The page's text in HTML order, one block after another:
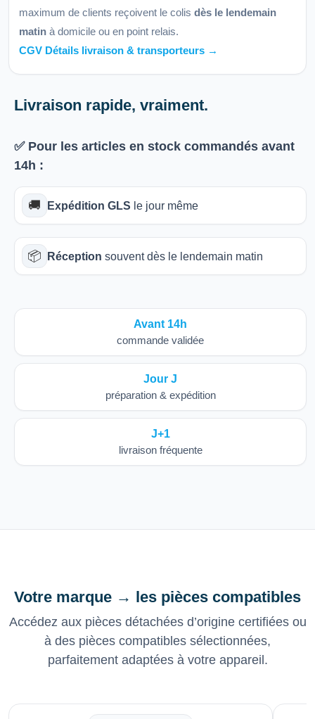
maximum de clients reçoivent le colis dès le lendemain
matin à domicile ou en point relais.
CGV Détails livraison & transporteurs →
Livraison rapide, vraiment.
✅ Pour les articles en stock commandés avant
14h :
🚚 Expédition GLS le jour même
📦 Réception souvent dès le lendemain matin
Avant 14h
commande validée
Jour J
préparation & expédition
J+1
livraison fréquente
Votre marque → les pièces compatibles
Accédez aux pièces détachées d’origine certifiées ou
à des pièces compatibles sélectionnées,
parfaitement adaptées à votre appareil.